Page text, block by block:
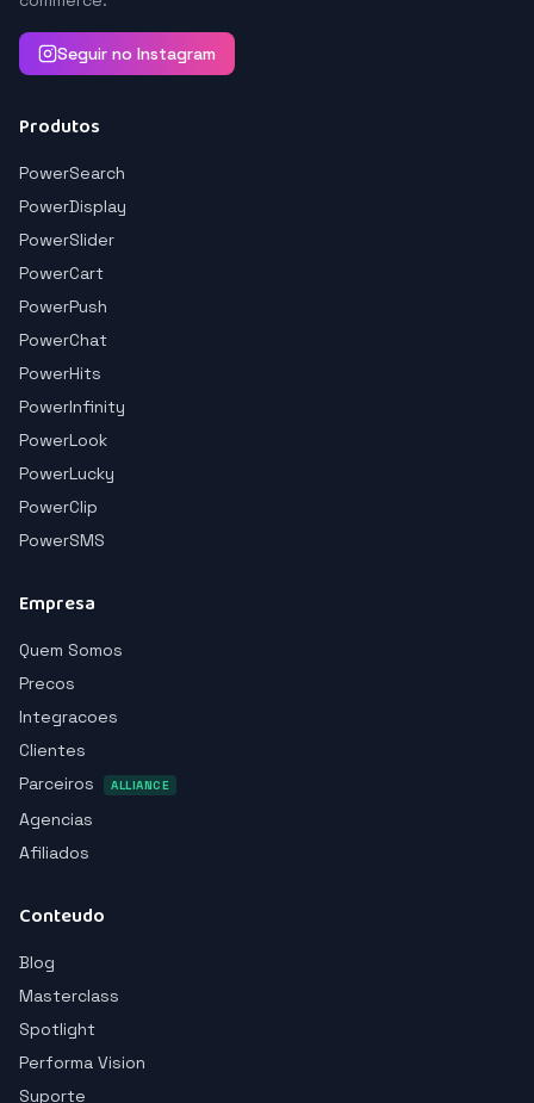
Seguir no Instagram
Produtos
PowerSearch
PowerDisplay
PowerSlider
PowerCart
PowerPush
PowerChat
PowerHits
PowerInfinity
PowerLook
PowerLucky
PowerClip
PowerSMS
Empresa
Quem Somos
Precos
Integracoes
Clientes
Parceiros
ALLIANCE
Agencias
Afiliados
Conteudo
Blog
Masterclass
Spotlight
Performa Vision
Suporte